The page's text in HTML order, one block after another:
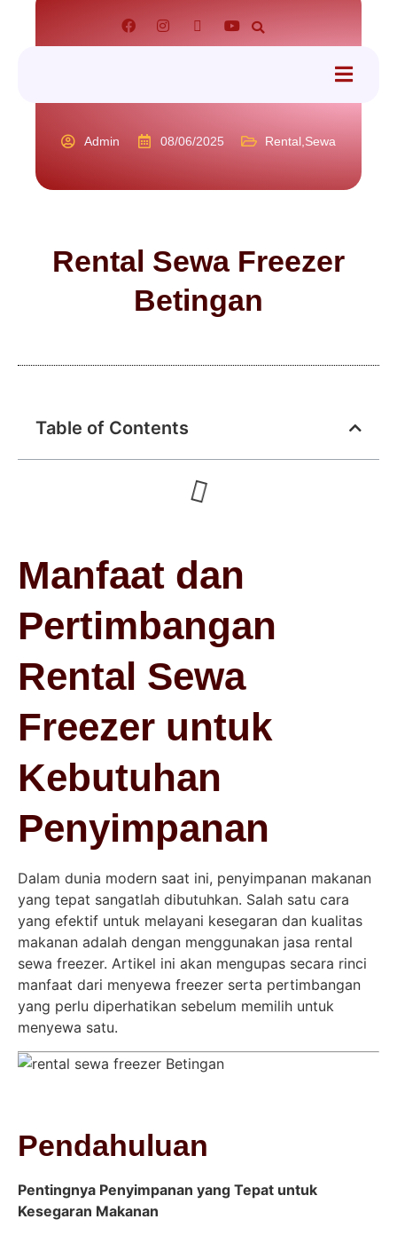
Admin 08/06/2025 Rental Sewa
Rental Sewa Freezer
Betingan
Table of Contents
Manfaat dan
Pertimbangan
Rental Sewa
Freezer untuk
Kebutuhan
Penyimpanan
Dalam dunia modern saat ini, penyimpanan makanan
yang tepat sangatlah dibutuhkan. Salah satu cara
yang efektif untuk melayani kesegaran dan kualitas
makanan adalah dengan menggunakan jasa rental
sewa freezer. Artikel ini akan mengupas secara rinci
manfaat dari menyewa freezer serta pertimbangan
yang perlu diperhatikan sebelum memilih untuk
menyewa satu.
Pendahuluan
Pentingnya Penyimpanan yang Tepat untuk
Kesegaran Makanan